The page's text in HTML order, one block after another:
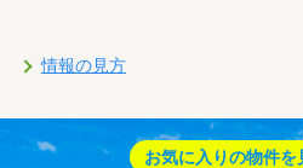
情報の見方
お気に入りの物件を